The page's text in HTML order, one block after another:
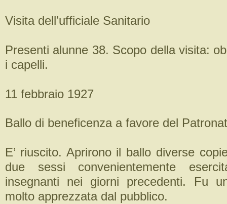
Visita dell’ufficiale Sanitario
Presenti alunne 38. Scopo della visita:
i capelli.
11 febbraio 1927
Ballo di beneficenza a favore del
E’ riuscito. Aprirono il ballo diverse
due sessi convenientemente
insegnanti nei giorni precedenti. Fu
molto apprezzata dal pubblico.